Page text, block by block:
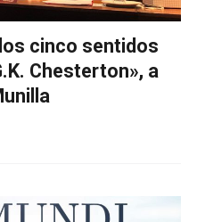
cinco sentidos
Chesterton», a